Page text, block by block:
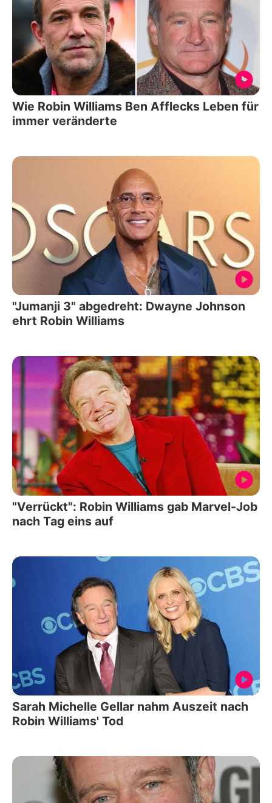
Wie Robin Williams Ben Afflecks Leben für
immer veränderte
"Jumanji 3" abgedreht: Dwayne Johnson
ehrt Robin Williams
"Verrückt": Robin Williams gab Marvel-Job
nach Tag eins auf
Sarah Michelle Gellar nahm Auszeit nach
Robin Williams' Tod